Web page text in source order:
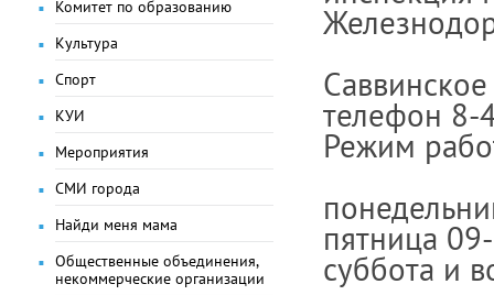
Комитет по образованию
Культура
Спорт
КУИ
Мероприятия
СМИ города
Найди меня мама
Общественные объединения,
некоммерческие организации
телефон 8-
Режим
пятница
суббота и